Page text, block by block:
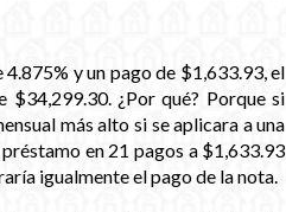
y un pago de $1,633.93, el
¿Por qué? Porque si
más alto si se aplicara a una
en 21 pagos a $1,633.93
igualmente el pago de la nota.